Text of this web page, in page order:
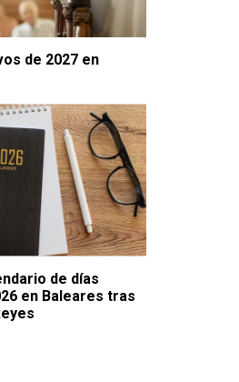
de 2027 en
de días
en Baleares tras